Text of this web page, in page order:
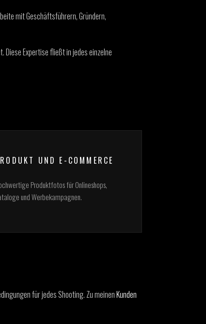
mit Geschäftsführern, Gründern,
Diese Expertise fließt in jedes einzelne
UND E-COMMERCE
Produktfotos für Onlineshops,
und Werbekampagnen.
für jedes Shooting. Zu meinenKunden